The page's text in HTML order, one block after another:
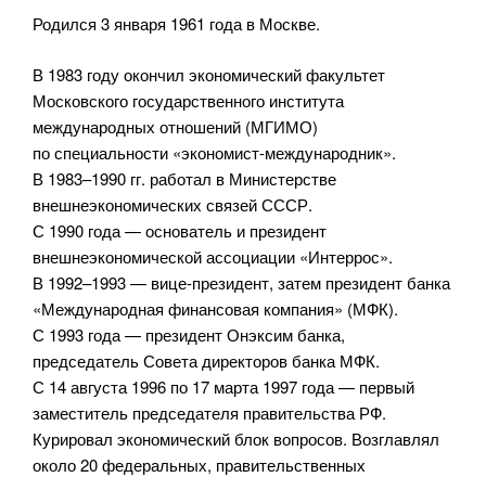
Родился 3 января 1961 года в Москве.
В 1983 году окончил экономический факультет
Московского государственного института
международных отношений (МГИМО)
по специальности «экономист-международник».
В 1983–1990 гг. работал в Министерстве
внешнеэкономических связей СССР.
С 1990 года — основатель и президент
внешнеэкономической ассоциации «Интеррос».
В 1992–1993 — вице-президент, затем президент банка
«Международная финансовая компания» (МФК).
С 1993 года — президент Онэксим банка,
председатель Совета директоров банка МФК.
С 14 августа 1996 по 17 марта 1997 года — первый
заместитель председателя правительства РФ.
Курировал экономический блок вопросов. Возглавлял
около 20 федеральных, правительственных